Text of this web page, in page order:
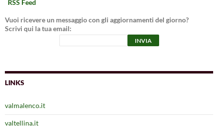
RSS Feed
Vuoi ricevere un messaggio con gli aggiornamenti del giorno?
Scrivi qui la tua email:
LINKS
valmalenco.it
valtellina.it